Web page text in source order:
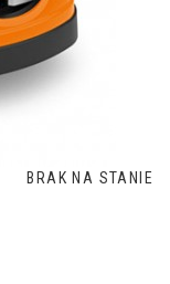
BRAK NA STANIE